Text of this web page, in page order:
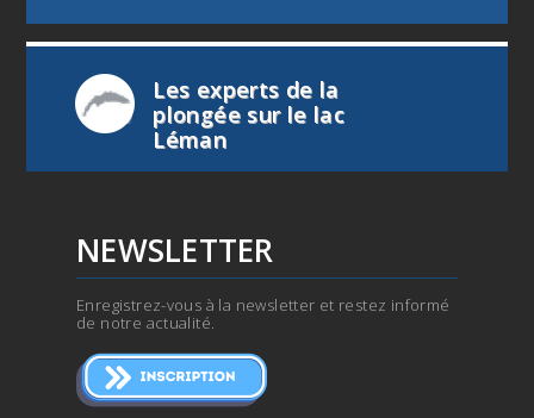
Les experts de la
plongée sur le lac
Léman
NEWSLETTER
Enregistrez-vous à la newsletter et restez informé
de notre actualité.